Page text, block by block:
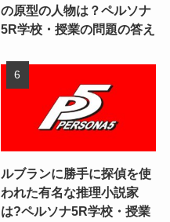
の原型の人物は？ペルソナ
5R学校・授業の問題の答え
ルブランに勝手に探偵を使
われた有名な推理小説家
は?ペルソナ5R学校・授業